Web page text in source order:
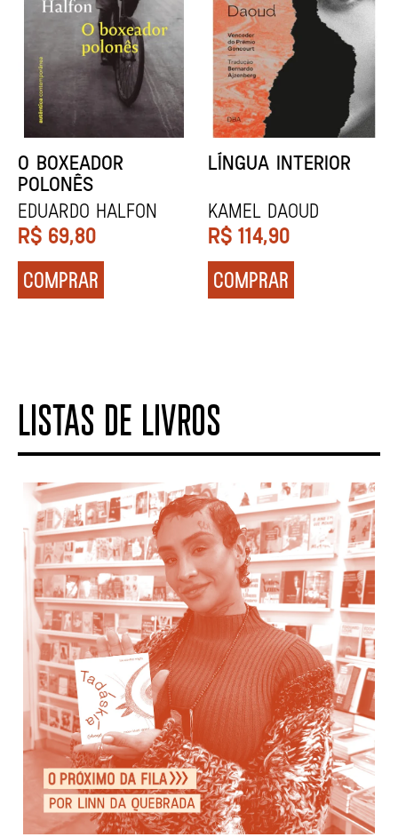
DENTES BRANCOS
Zadie Smith
R$ 129,90
COMPRAR
UCRÂNIA
Andrei Kurkov
R$ 139,90
COMPRAR
LISTAS DE LIVROS